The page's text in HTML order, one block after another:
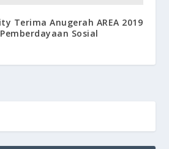
Terima Anugerah AREA 2019
Sosial